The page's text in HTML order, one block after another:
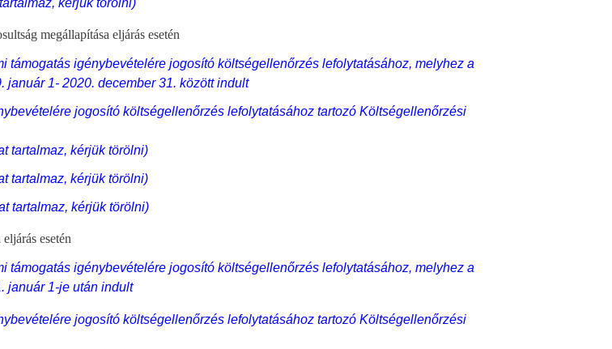
kérjük törölni)
megállapítása eljárás esetén
támogatás igénybevételére jogosító költségellenőrzés lefolytatásához, melyhez a
1- 2020. december 31. között indult
jogosító költségellenőrzés lefolytatásához tartozó Költségellenőrzési
tartalmaz, kérjük törölni)
tartalmaz, kérjük törölni)
tartalmaz, kérjük törölni)
esetén
támogatás igénybevételére jogosító költségellenőrzés lefolytatásához, melyhez a
január 1-je után indult
jogosító költségellenőrzés lefolytatásához tartozó Költségellenőrzési